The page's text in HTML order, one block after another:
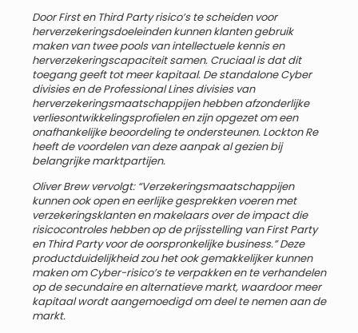
Door First en Third Party risico’s te scheiden voor
herverzekeringsdoeleinden kunnen klanten gebruik
maken van twee pools van intellectuele kennis en
herverzekeringscapaciteit samen. Cruciaal is dat dit
toegang geeft tot meer kapitaal. De standalone Cyber
divisies en de Professional Lines divisies van
herverzekeringsmaatschappijen hebben afzonderlijke
verliesontwikkelingsprofielen en zijn opgezet om een
onafhankelijke beoordeling te ondersteunen. Lockton Re
heeft de voordelen van deze aanpak al gezien bij
belangrijke marktpartijen.
Oliver Brew vervolgt: “Verzekeringsmaatschappijen
kunnen ook open en eerlijke gesprekken voeren met
verzekeringsklanten en makelaars over de impact die
risicocontroles hebben op de prijsstelling van First Party
en Third Party voor de oorspronkelijke business.” Deze
productduidelijkheid zou het ook gemakkelijker kunnen
maken om Cyber-risico’s te verpakken en te verhandelen
op de secundaire en alternatieve markt, waardoor meer
kapitaal wordt aangemoedigd om deel te nemen aan de
markt.